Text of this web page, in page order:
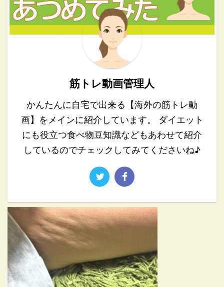
筋トレ動画管理人
かんたんに自宅で出来る【海外の筋トレ動
画】をメインに紹介しています。 ダイエット
にも役立つ食べ物豆知識などもあわせて紹介
しているのでチェックしてみてくださいね♪